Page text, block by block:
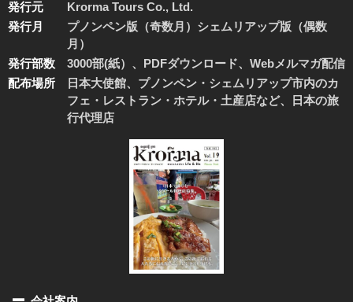
発行元
Krorma Tours Co., Ltd.
発行月
プノンペン版（奇数月）シェムリアップ版（偶数
月）
発行部数
3000部(紙）、PDFダウンロード、Webメルマガ配信
配布場所
日本大使館、プノンペン・シェムリアップ市内のカ
フェ・レストラン・ホテル・土産店など、日本の旅
行代理店